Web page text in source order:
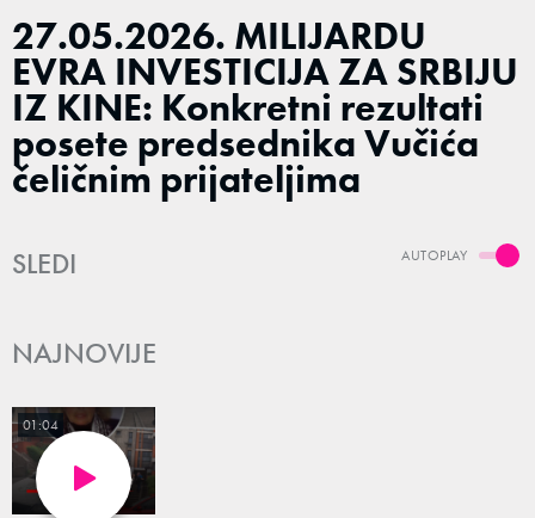
27.05.2026. MILIJARDU
EVRA INVESTICIJA ZA SRBIJU
IZ KINE: Konkretni rezultati
posete predsednika Vučića
čeličnim prijateljima
AUTOPLAY
SLEDI
NAJNOVIJE
01:04